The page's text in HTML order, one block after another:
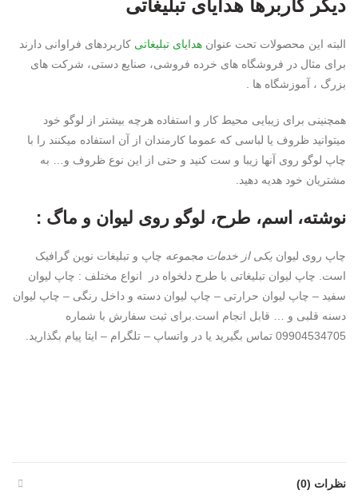
دیگر کاربرها هدایای تبلیغاتی
البته این محصولات تحت عنوان هدایای تبلیغاتی کاربردهای فراوانی دارند
برای مثال در فروشگاه های خرده فروشی، صنایع دستی، شرکت های
بزرگ ، آموزشگاه ها .
همچنینی برای زیبایی محیط کار و استفاده هرچه بیشتر از لوگو خود
میتوانید ظروف یا لباسی که عموما کارمندان از آن استفاده میکنند را با
چاپ لوگو روی آنها زیبا و ست کنید و حتی از این نوع ظروف و… به
مشتریان خود هدیه دهید.
نوشته، اسم، طرح، لوگو روی لیوان و ماگ :
چاپ روی لیوان یکی از خدمات مجموعه چاپ و تبلیغات نوین گرافیک
است. چاپ لیوان تبلیغاتی با طرح دلخواه در انواع مختلف : چاپ لیوان
سفید – چاپ لیوان حرارتی – چاپ لیوان دسته و داخل رنگی – چاپ لیوان
دسنه قلبی و … قابل انجام است.برای ثبت سفارش با شماره
09904534705 تماس بگیرید یا در واتساپ – تلگرام – ایتا پیام بگذارید.
نظرات (0)